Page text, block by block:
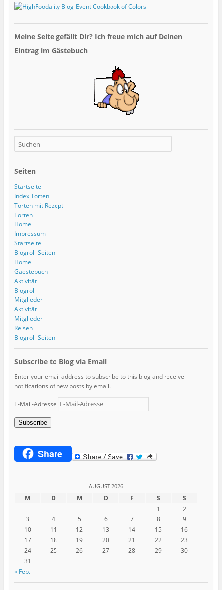
Meine Seite gefällt Dir? Ich freue mich auf Deinen
Eintrag im Gästebuch
Seiten
Startseite
Index Torten
Torten mit Rezept
Torten
Home
Impressum
Startseite
Blogroll-Seiten
Home
Gaestebuch
Aktivität
Blogroll
Mitglieder
Aktivität
Mitglieder
Reisen
Blogroll-Seiten
Subscribe to Blog via Email
Enter your email address to subscribe to this blog and receive
notifications of new posts by email.
E-Mail-Adresse
Subscribe
Share
AUGUST 2026
M D M D F S
S
1
2
3
4 5 6 7 8
9
10
11 12 13 14 15
16
17
18 19 20 21 22
23
24
25 26 27 28 29
30
31
« Feb.